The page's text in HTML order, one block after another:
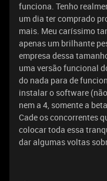
funciona. Tenho
um dia ter comprado
mais. Meu caríssimo
apenas um brilhante
empresa dessa
uma versão funcional
do nada para de
instalar o software
nem a 4, somente a
Cade os concorrentes
colocar toda essa
dar algumas voltas